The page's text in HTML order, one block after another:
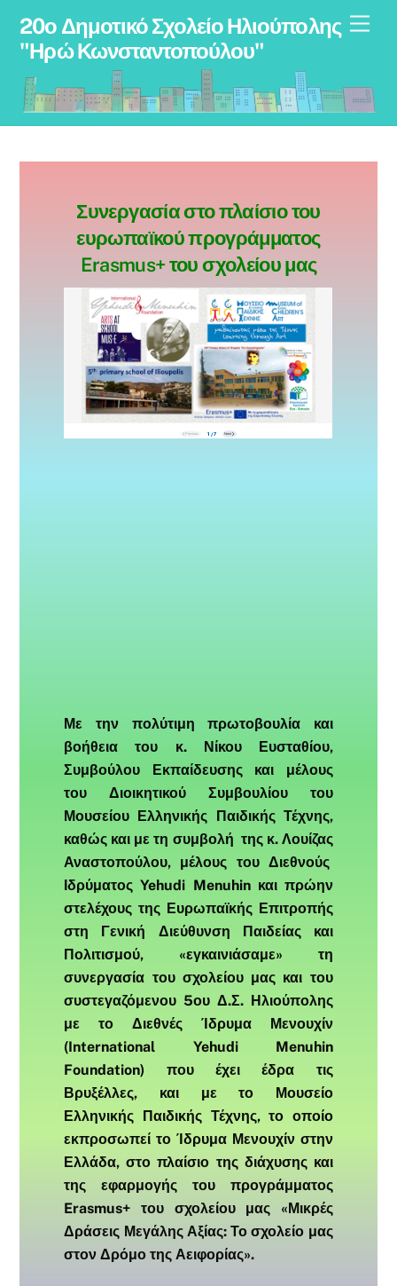
content
20ο Δημοτικό Σχολείο Ηλιούπολης
"Ηρώ Κωνσταντοπούλου"
Συνεργασία στο πλαίσιο του
ευρωπαϊκού προγράμματος
Erasmus+ του σχολείου μας
Με την πολύτιμη πρωτοβουλία και
βοήθεια του κ. Νίκου Ευσταθίου,
Συμβούλου Εκπαίδευσης και μέλους
του Διοικητικού Συμβουλίου του
Μουσείου Ελληνικής Παιδικής Τέχνης,
καθώς και με τη συμβολή της κ. Λουίζας
Αναστοπούλου, μέλους του Διεθνούς
Ιδρύματος Yehudi Menuhin και πρώην
στελέχους της Ευρωπαϊκής Επιτροπής
στη Γενική Διεύθυνση Παιδείας και
Πολιτισμού, «εγκαινιάσαμε» τη
συνεργασία του σχολείου μας και του
συστεγαζόμενου 5ου Δ.Σ. Ηλιούπολης
με το Διεθνές Ίδρυμα Μενουχίν
(International Yehudi Menuhin
Foundation) που έχει έδρα τις
Βρυξέλλες, και με το Μουσείο
Ελληνικής Παιδικής Τέχνης, το οποίο
εκπροσωπεί το Ίδρυμα Μενουχίν στην
Ελλάδα, στο πλαίσιο της διάχυσης και
της εφαρμογής του προγράμματος
Erasmus+ του σχολείου μας «Μικρές
Δράσεις Μεγάλης Αξίας: Το σχολείο μας
στον Δρόμο της Αειφορίας».